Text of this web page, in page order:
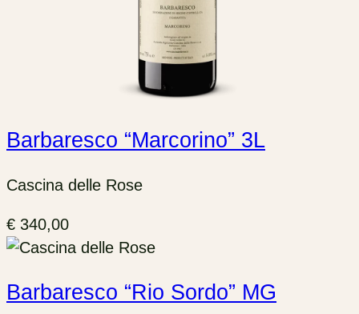
Barbaresco “Marcorino” 3L
Cascina delle Rose
€ 340,00
Barbaresco “Rio Sordo” MG